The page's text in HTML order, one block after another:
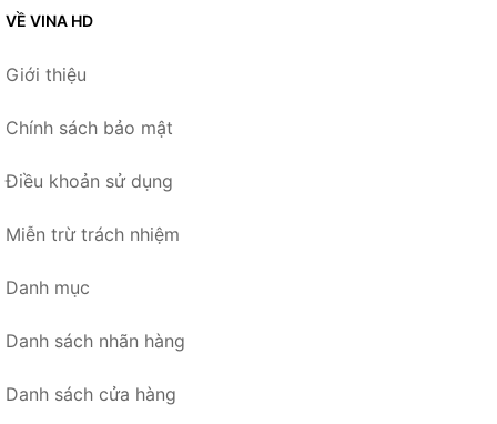
VỀ VINA HD
Giới thiệu
Chính sách bảo mật
Điều khoản sử dụng
Miễn trừ trách nhiệm
Danh mục
Danh sách nhãn hàng
Danh sách cửa hàng